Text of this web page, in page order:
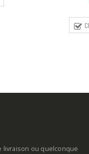
livraison ou quelconque